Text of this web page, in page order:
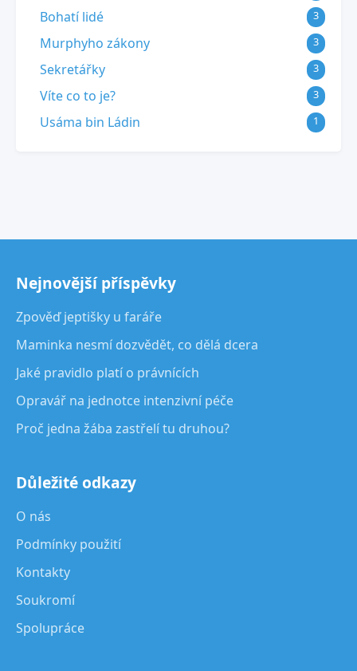
Bohatí lidé 3
Murphyho zákony 3
Sekretářky 3
Víte co to je? 3
Usáma bin Ládin 1
Nejnovější příspěvky
Zpověď jeptišky u faráře
Maminka nesmí dozvědět, co dělá dcera
Jaké pravidlo platí o právnících
Opravář na jednotce intenzivní péče
Proč jedna žába zastřelí tu druhou?
Důležité odkazy
O nás
Podmínky použití
Kontakty
Soukromí
Spolupráce